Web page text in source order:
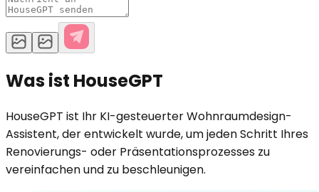
Was ist HouseGPT
HouseGPT ist Ihr KI-gesteuerter Wohnraumdesign-
Assistent, der entwickelt wurde, um jeden Schritt Ihres
Renovierungs- oder Präsentationsprozesses zu
vereinfachen und zu beschleunigen.